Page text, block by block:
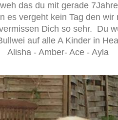
das du mit gerade
es vergeht kein Tag den
Dich so sehr. Du
Bullwei auf alle A
Ace -